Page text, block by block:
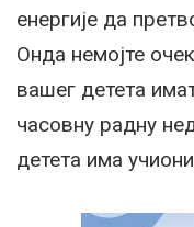
енергије да
Онда немојте
вашег детета
часовну радну
детета има